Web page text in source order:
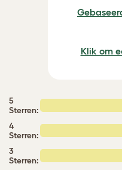
Klik om
5
Sterren:
4
Sterren:
3
Sterren: